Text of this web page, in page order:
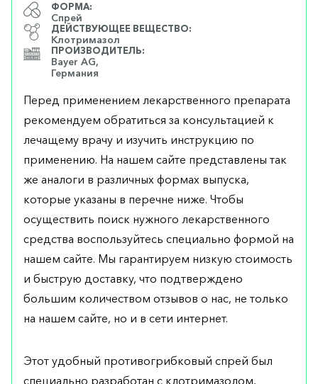
ФОРМА:
Спрей
ДЕЙСТВУЮЩЕЕ ВЕЩЕСТВО:
Клотримазол
ПРОИЗВОДИТЕЛЬ:
Bayer AG,
Германия
Перед применением лекарственного препарата
рекомендуем обратиться за консультацией к
лечащему врачу и изучить инструкцию по
применению. На нашем сайте представлены так
же аналоги в различных формах выпуска,
которые указаны в перечне ниже. Чтобы
осуществить поиск нужного лекарственного
средства воспользуйтесь специально формой на
нашем сайте. Мы гарантируем низкую стоимость
и быструю доставку, что подтверждено
большим количеством отзывов о нас, не только
на нашем сайте, но и в сети интернет.
Этот удобный противогрибковый спрей был
специально разработан с клотримазолом,